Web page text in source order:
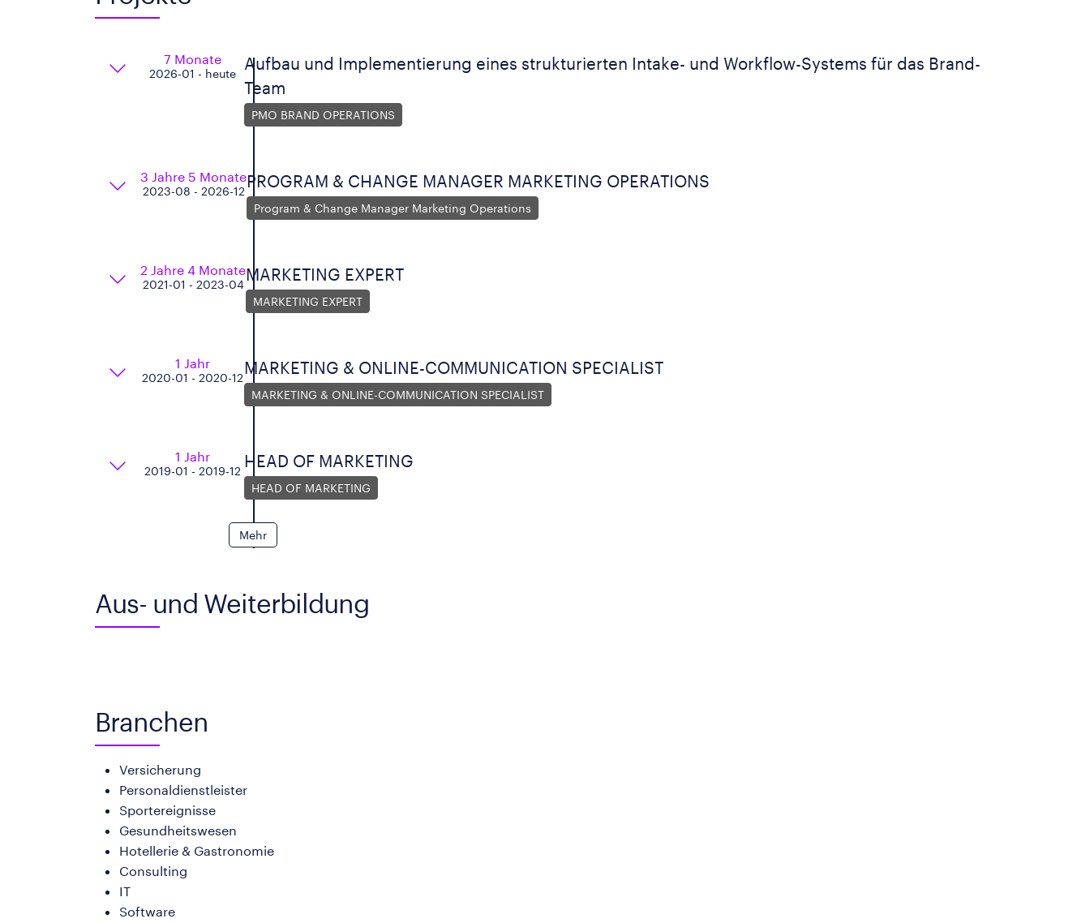
7 Monate
2026-01 - heute
Aufbau und Implementierung eines strukturierten Intake- und Workflow-Systems für das Brand-
Team
PMO BRAND OPERATIONS
3 Jahre 5 Monate
2023-08 - 2026-12
PROGRAM & CHANGE MANAGER MARKETING OPERATIONS
Program & Change Manager Marketing Operations
2 Jahre 4 Monate
2021-01 - 2023-04
MARKETING EXPERT
MARKETING EXPERT
1 Jahr
2020-01 - 2020-12
MARKETING & ONLINE-COMMUNICATION SPECIALIST
MARKETING & ONLINE-COMMUNICATION SPECIALIST
1 Jahr
2019-01 - 2019-12
HEAD OF MARKETING
HEAD OF MARKETING
Mehr
Aus- und Weiterbildung
Branchen
Versicherung
Personaldienstleister
Sportereignisse
Gesundheitswesen
Hotellerie & Gastronomie
Consulting
IT
Software